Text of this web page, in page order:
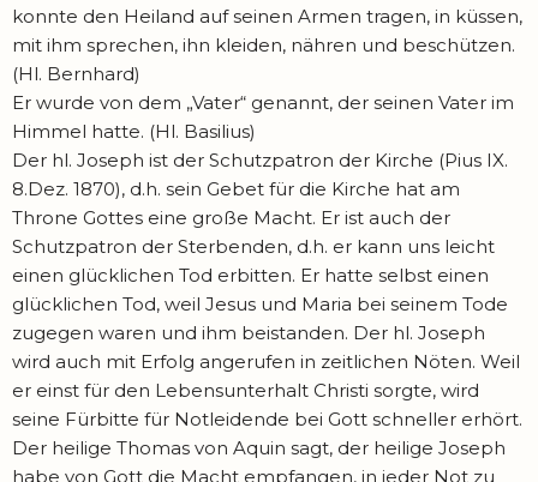
konnte den Heiland auf seinen Armen tragen, in küssen,
mit ihm sprechen, ihn kleiden, nähren und beschützen.
(Hl. Bernhard)
Er wurde von dem „Vater“ genannt, der seinen Vater im
Himmel hatte. (Hl. Basilius)
Der hl. Joseph ist der Schutzpatron der Kirche (Pius IX.
8.Dez. 1870), d.h. sein Gebet für die Kirche hat am
Throne Gottes eine große Macht. Er ist auch der
Schutzpatron der Sterbenden, d.h. er kann uns leicht
einen glücklichen Tod erbitten. Er hatte selbst einen
glücklichen Tod, weil Jesus und Maria bei seinem Tode
zugegen waren und ihm beistanden. Der hl. Joseph
wird auch mit Erfolg angerufen in zeitlichen Nöten. Weil
er einst für den Lebensunterhalt Christi sorgte, wird
seine Fürbitte für Notleidende bei Gott schneller erhört.
Der heilige Thomas von Aquin sagt, der heilige Joseph
habe von Gott die Macht empfangen, in jeder Not zu